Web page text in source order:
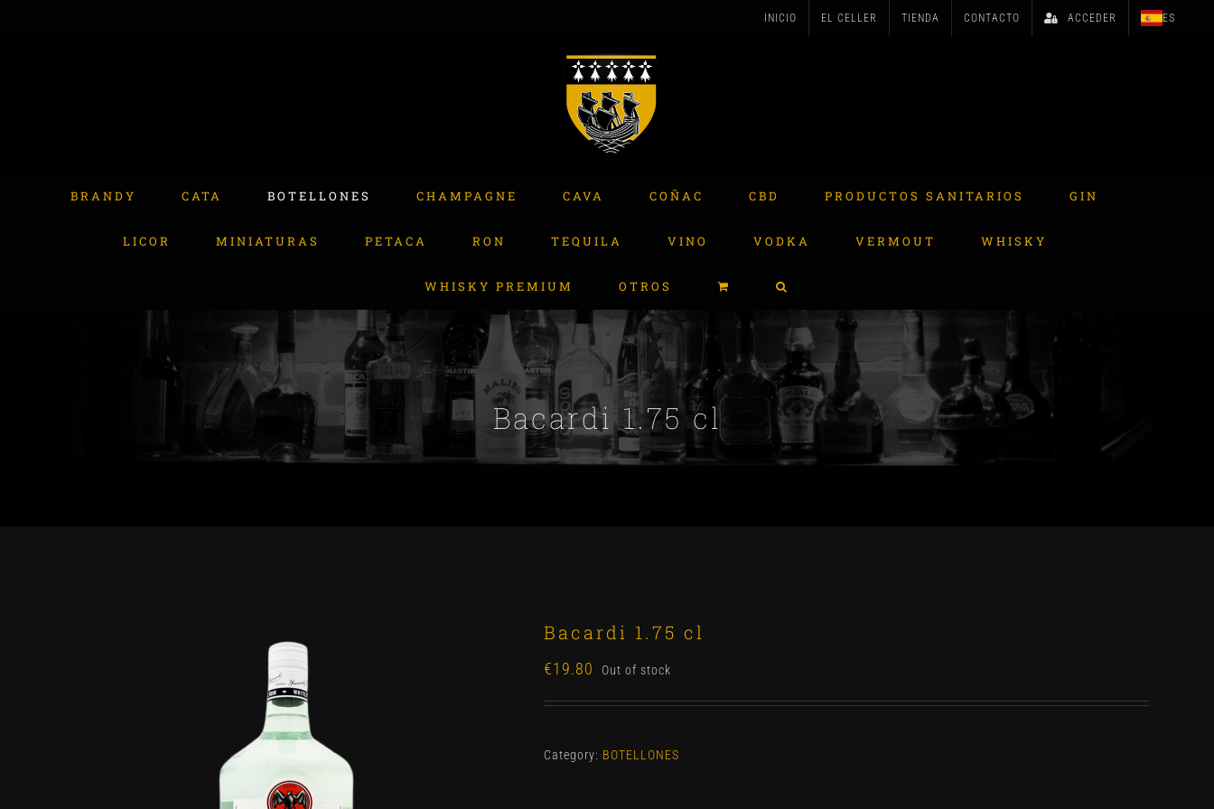
INICIO EL CELLER TIENDA CONTACTO ACCEDER ES
BRANDY CATA BOTELLONES CHAMPAGNE CAVA COÑAC CBD PRODUCTOS SANITARIOS GIN
LICOR MINIATURAS PETACA RON TEQUILA VINO VODKA VERMOUT WHISKY
WHISKY PREMIUM OTROS
Bacardi 1.75 cl
Bacardi 1.75 cl
€19.80 Out of stock
Category: BOTELLONES